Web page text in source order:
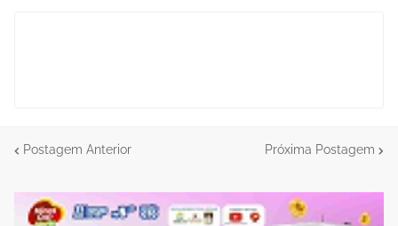
Postagem Anterior Próxima Postagem